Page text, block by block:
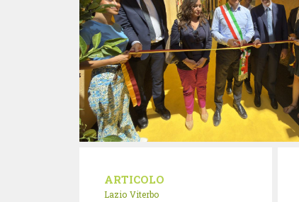
ARTICOLO
Lazio Viterbo